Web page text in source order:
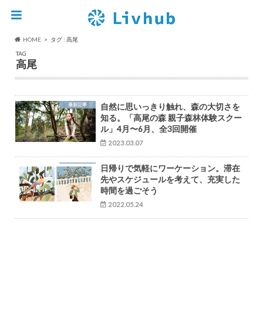
HOME
タグ : 高尾
TAG
高尾
最新記事
自然に思いっきり触れ、森の大切さを
知る。「高尾の森 親子森林体験スクー
ル」4月〜6月、全3回開催
2023.03.07
日帰りで気軽にワーケーション。滞在
先やスケジュールを考えて、充実した
時間を過ごそう
2022.05.24